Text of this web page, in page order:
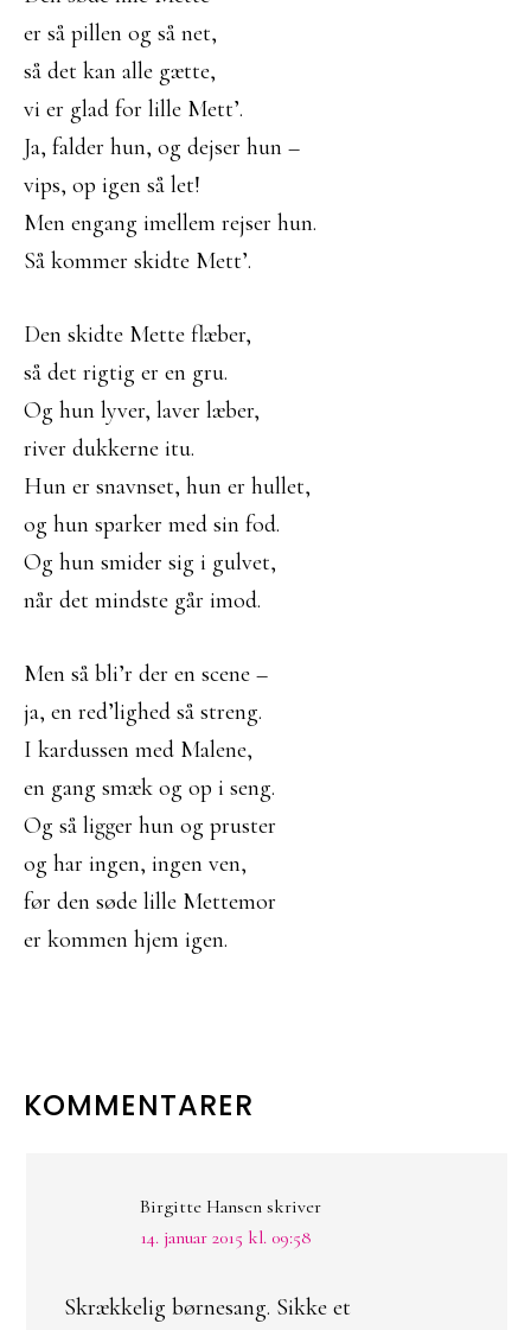
er så pillen og så net,
så det kan alle gætte,
vi er glad for lille Mett’.
Ja, falder hun, og dejser hun –
vips, op igen så let!
Men engang imellem rejser hun.
Så kommer skidte Mett’.
Den skidte Mette flæber,
så det rigtig er en gru.
Og hun lyver, laver læber,
river dukkerne itu.
Hun er snavnset, hun er hullet,
og hun sparker med sin fod.
Og hun smider sig i gulvet,
når det mindste går imod.
Men så bli’r der en scene –
ja, en red’lighed så streng.
I kardussen med Malene,
en gang smæk og op i seng.
Og så ligger hun og pruster
og har ingen, ingen ven,
før den søde lille Mettemor
er kommen hjem igen.
LÆSERINTERAKTIONER
KOMMENTARER
Birgitte Hansen skriver
14. januar 2015 kl. 09:58
Skrækkelig børnesang. Sikke et